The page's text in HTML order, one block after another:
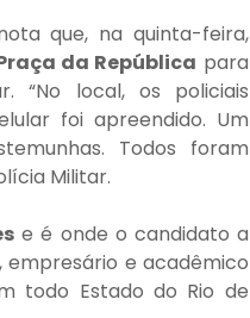
A Secretaria de Estado de Polícia Militar (SEPM) informou em nota que, na quinta-feira,
da República para
“No local, os policiais
foi apreendido. Um
Todos foram
Militar.
e é onde o candidato a
empresário e acadêmico
todo Estado do Rio de